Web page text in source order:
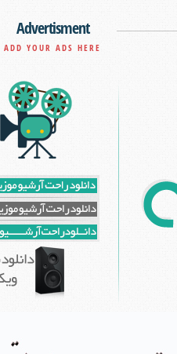
Advertisment
ADD YOUR ADS HERE